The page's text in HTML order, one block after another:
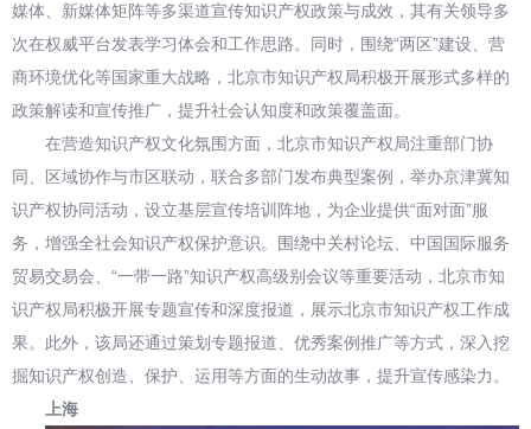
媒体、新媒体矩阵等多渠道宣传知识产权政策与成效，其有关领导多
次在权威平台发表学习体会和工作思路。同时，围绕“两区”建设、营
商环境优化等国家重大战略，北京市知识产权局积极开展形式多样的
政策解读和宣传推广，提升社会认知度和政策覆盖面。
在营造知识产权文化氛围方面，北京市知识产权局注重部门协
同、区域协作与市区联动，联合多部门发布典型案例，举办京津冀知
识产权协同活动，设立基层宣传培训阵地，为企业提供“面对面”服
务，增强全社会知识产权保护意识。围绕中关村论坛、中国国际服务
贸易交易会、“一带一路”知识产权高级别会议等重要活动，北京市知
识产权局积极开展专题宣传和深度报道，展示北京市知识产权工作成
果。此外，该局还通过策划专题报道、优秀案例推广等方式，深入挖
掘知识产权创造、保护、运用等方面的生动故事，提升宣传感染力。
上海